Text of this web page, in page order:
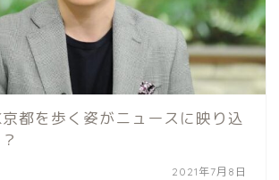
都を歩く姿がニュースに映り込
2021年7月8日